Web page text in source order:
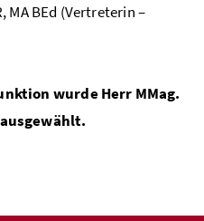
MABEd (Vertreterin –
wurde Herr MMag.